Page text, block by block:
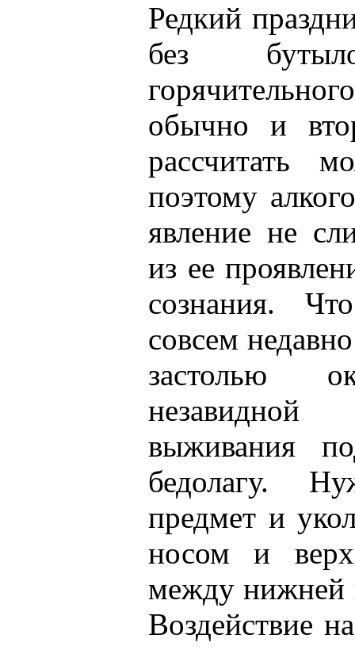
Редкий
без
обычно и
рассчитать
поэтому
явление не
из ее
сознания.
совсем
застолью
выживания
бедолагу.
предмет и
носом и
между нижней
Воздействие